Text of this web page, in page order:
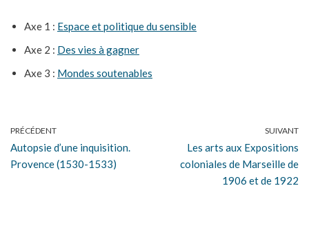
Axe 1 : Espace et politique du sensible
Axe 2 : Des vies à gagner
Axe 3 : Mondes soutenables
PRÉCÉDENT
Autopsie d’une inquisition.
Provence (1530-1533)
SUIVANT
Les arts aux Expositions
coloniales de Marseille de
1906 et de 1922